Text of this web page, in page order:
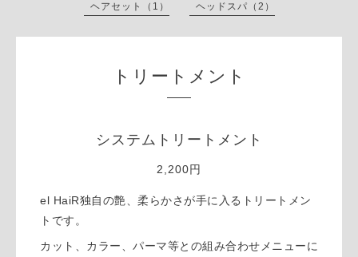
ヘアセット（1） ヘッドスパ（2）
トリートメント
システムトリートメント
2,200円
el HaiR独自の艶、柔らかさが手に入るトリートメン
トです。
カット、カラー、パーマ等との組み合わせメニューに